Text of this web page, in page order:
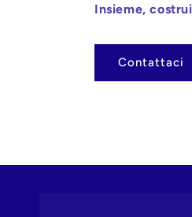
Insieme,
Contattaci